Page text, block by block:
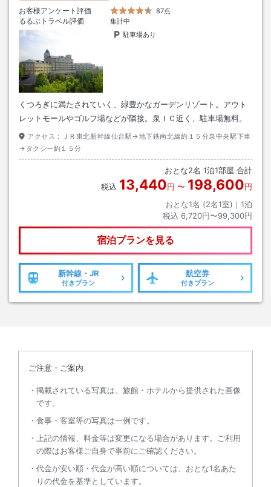
お客様アンケート評価 87点
るるぶトラベル評価
集計中
駐車場あり
くつろぎに満たされていく、緑豊かなガーデンリゾート。アウト
レットモールやゴルフ場などが隣接。泉ＩＣ近く、駐車場無料。
アクセス：
ＪＲ東北新幹線仙台駅→地下鉄南北線約１５分泉中央駅下車
→タクシー約１５分
おとな2名 1泊1部屋 合計
税込 13,440円 〜 198,600円
おとな1名 (2名1室)｜ 1泊
税込 6,720円〜99,300円
宿泊プランを見る
新幹線・JR
付きプラン
航空券
付きプラン
ご注意・ご案内
掲載されている写真は、旅館・ホテルから提供された画像
です。
食事・客室等の写真は一例です。
上記の情報、料金等は変更になる場合があります。ご利用
の際はお客様ご自身で事前にご確認ください。
代金が安い順・代金が高い順については、おとな1名あた
りの代金を基準としています。